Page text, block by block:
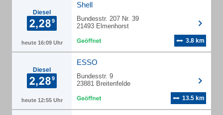
Diesel
heute 16:09 Uhr
Shell
Bundesstr. 207 Nr. 39
21493 Elmenhorst
3.8 km
Diesel
heute 12:55 Uhr
ESSO
Bundesstr. 9
23881 Breitenfelde
13.5 km